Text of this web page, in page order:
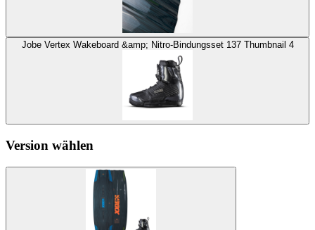
Jobe Vertex Wakeboard &amp; Nitro-Bindungsset 137 Thumbnail 4
Version wählen